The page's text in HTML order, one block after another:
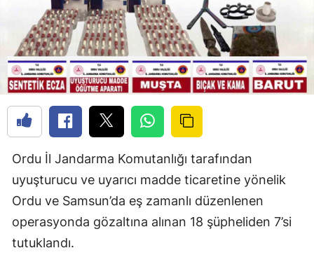
Ordu İl Jandarma Komutanlığı tarafından
uyuşturucu ve uyarıcı madde ticaretine yönelik
Ordu ve Samsun’da eş zamanlı düzenlenen
operasyonda gözaltına alınan 18 şüpheliden 7’si
tutuklandı.